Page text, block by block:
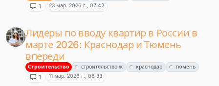
1 23 мар. 2026 г., 07:42
Лидеры по вводу квартир в России в
марте 2026: Краснодар и Тюмень
впереди
Строительство строительство ж краснодар тюмень
1 11 мар. 2026 г., 06:33